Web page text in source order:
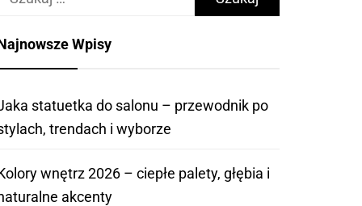
Wpisy
statuetka do salonu – przewodnik po
trendach i wyborze
wnętrz 2026 – ciepłe palety, głębia i
akcenty